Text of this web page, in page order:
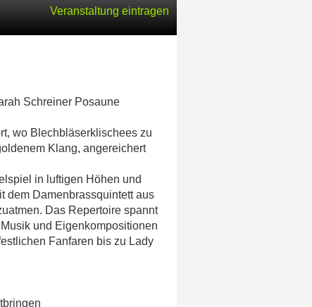
Veranstaltung eintragen
Schreiner Posaune
wo Blechbläserklischees zu
Klang, angereichert
in luftigen Höhen und
dem Damenbrassquintett aus
Das Repertoire spannt
und Eigenkompositionen
Fanfaren bis zu Lady